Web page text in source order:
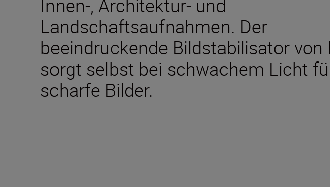
Innen-, Architektur- und
Landschaftsaufnahmen. Der
beeindruckende Bildstabilisator von
sorgt selbst bei schwachem Licht
scharfe Bilder.